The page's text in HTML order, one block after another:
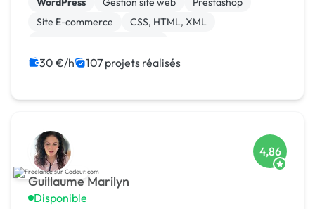
Site E-commerce
CSS, HTML, XML
Création de site internet
WooCommerce
30 €/h 107 projets réalisés
Guillaume Marilyn
Disponible
4,86